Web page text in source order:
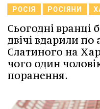
РОСІЯ РОСІЯНИ
Сьогодні вранці
двічі вдарили
Слатиного на
чого один
поранення.